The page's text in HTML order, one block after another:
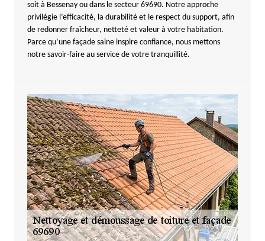
soit à Bessenay ou dans le secteur 69690. Notre approche
privilégie l’efficacité, la durabilité et le respect du support, afin
de redonner fraîcheur, netteté et valeur à votre habitation.
Parce qu’une façade saine inspire confiance, nous mettons
notre savoir-faire au service de votre tranquillité.